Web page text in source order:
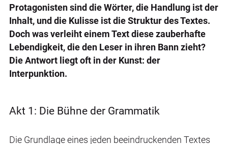
Protagonisten sind die Wörter, die Handlung ist der
Inhalt, und die Kulisse ist die Struktur des Textes.
Doch was verleiht einem Text diese zauberhafte
Lebendigkeit, die den Leser in ihren Bann zieht?
Die Antwort liegt oft in der Kunst: der
Interpunktion.
Akt 1: Die Bühne der Grammatik
Die Grundlage eines jeden beeindruckenden Textes